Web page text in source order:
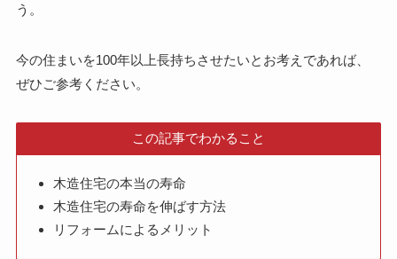
う。
今の住まいを100年以上長持ちさせたいとお考えであれば、
ぜひご参考ください。
この記事でわかること
木造住宅の本当の寿命
木造住宅の寿命を伸ばす方法
リフォームによるメリット